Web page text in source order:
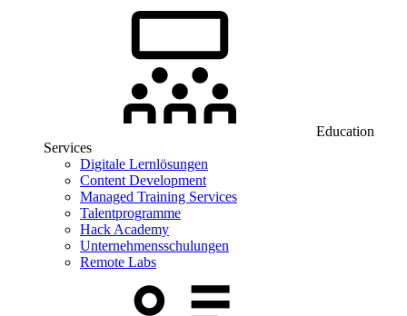
Education
Services
Digitale Lernlösungen
Content Development
Managed Training Services
Talentprogramme
Hack Academy
Unternehmensschulungen
Remote Labs